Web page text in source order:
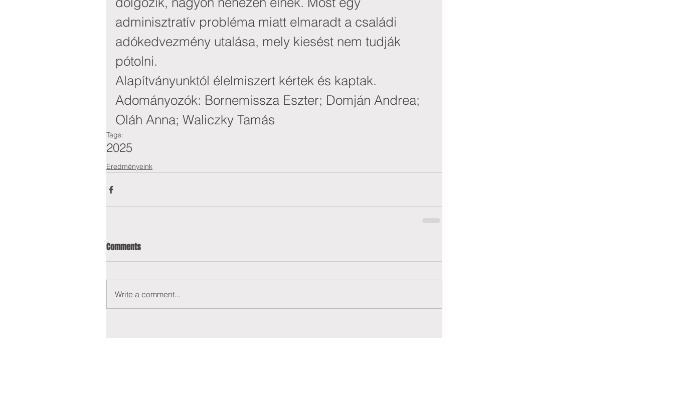
adminisztratív probléma miatt elmaradt a családi
adókedvezmény utalása, mely kiesést nem tudják
pótolni.
Alapítványunktól élelmiszert kértek és kaptak.
Adományozók: Bornemissza Eszter; Domján Andrea;
Oláh Anna; Waliczky Tamás
Tags:
2025
Eredményeink
Comments
Write a comment...